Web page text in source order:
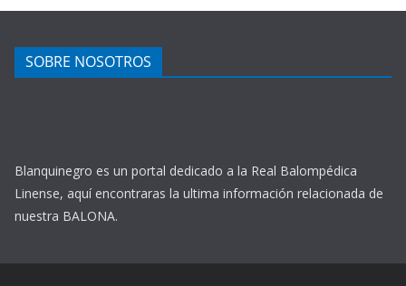
SOBRE NOSOTROS
Blanquinegro es un portal dedicado a la Real Balompédica
Linense, aquí encontraras la ultima información relacionada de
nuestra BALONA.